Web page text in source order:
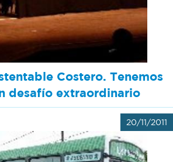
Costero. Tenemos
desafío extraordinario
20/11/2011